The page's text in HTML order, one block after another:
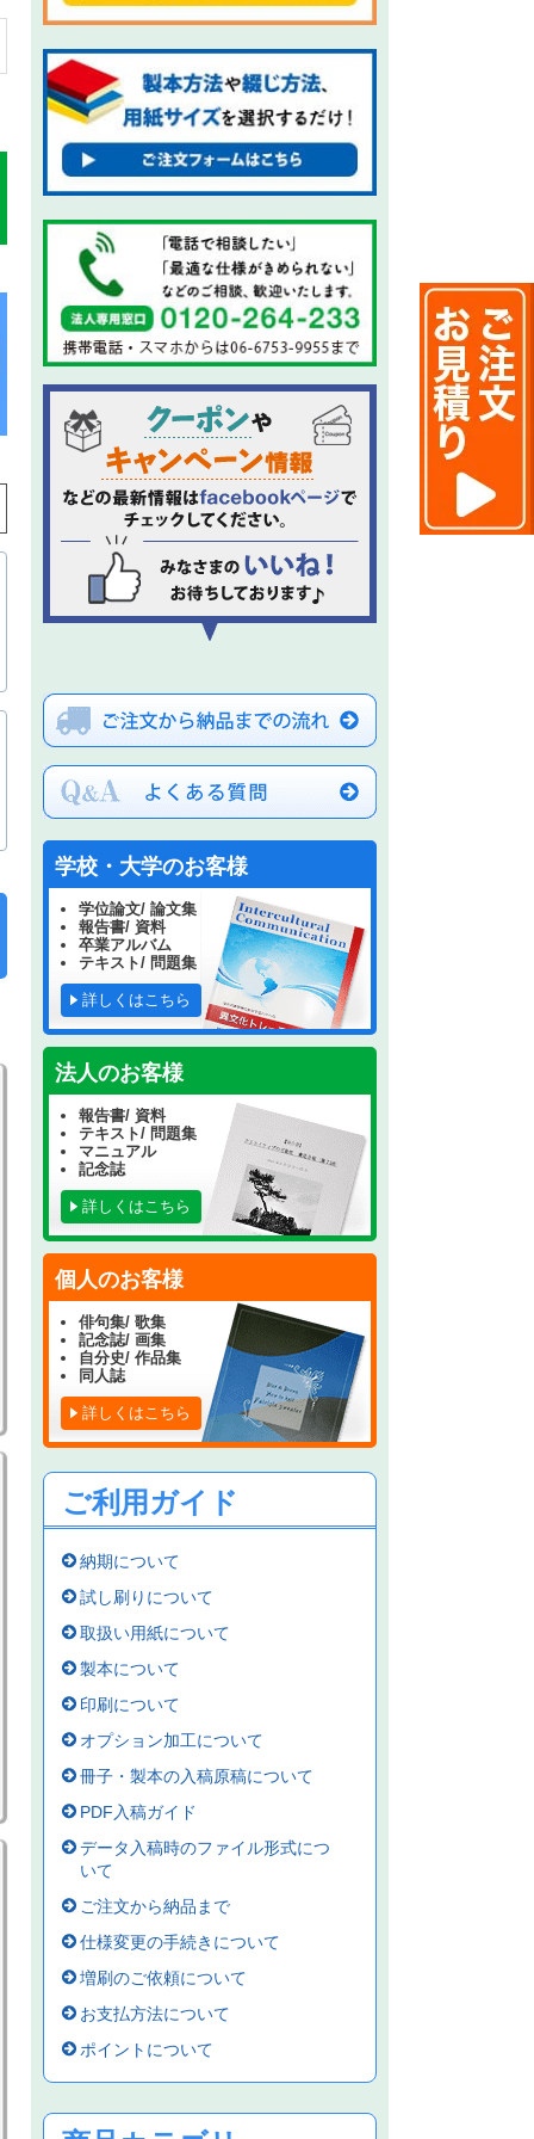
学校・大学のお客様
学位論文/ 論文集
報告書/ 資料
卒業アルバム
テキスト/ 問題集
詳しくはこちら
法人のお客様
報告書/ 資料
テキスト/ 問題集
マニュアル
記念誌
詳しくはこちら
個人のお客様
俳句集/ 歌集
記念誌/ 画集
自分史/ 作品集
同人誌
詳しくはこちら
ご利用ガイド
納期について
試し刷りについて
取扱い用紙について
製本について
印刷について
オプション加工について
冊子・製本の入稿原稿について
PDF入稿ガイド
データ入稿時のファイル形式につ
いて
ご注文から納品まで
仕様変更の手続きについて
増刷のご依頼について
お支払方法について
ポイントについて